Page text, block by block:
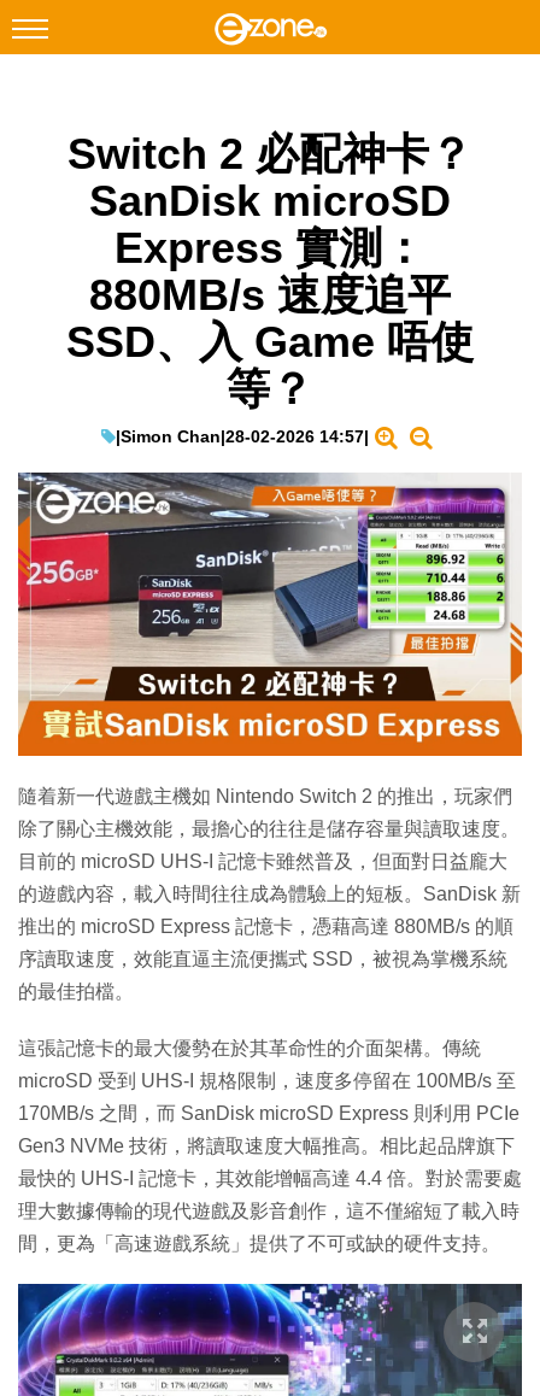
Facebook Instagram
教學評測
生成式AI與雲端應用
Enterprise Digital Transformation
特集
Switch 2 必配神卡？
SanDisk microSD
Express 實測：
880MB/s 速度追平
SSD、入 Game 唔使
等？
|Simon Chan|28-02-2026 14:57|
隨着新一代遊戲主機如 Nintendo Switch 2 的推出，玩家們
除了關心主機效能，最擔心的往往是儲存容量與讀取速度。
目前的 microSD UHS-I 記憶卡雖然普及，但面對日益龐大
的遊戲內容，載入時間往往成為體驗上的短板。SanDisk 新
推出的 microSD Express 記憶卡，憑藉高達 880MB/s 的順
序讀取速度，效能直逼主流便攜式 SSD，被視為掌機系統
的最佳拍檔。
這張記憶卡的最大優勢在於其革命性的介面架構。傳統
microSD 受到 UHS-I 規格限制，速度多停留在 100MB/s 至
170MB/s 之間，而 SanDisk microSD Express 則利用 PCIe
Gen3 NVMe 技術，將讀取速度大幅推高。相比起品牌旗下
最快的 UHS-I 記憶卡，其效能增幅高達 4.4 倍。對於需要處
理大數據傳輸的現代遊戲及影音創作，這不僅縮短了載入時
間，更為「高速遊戲系統」提供了不可或缺的硬件支持。